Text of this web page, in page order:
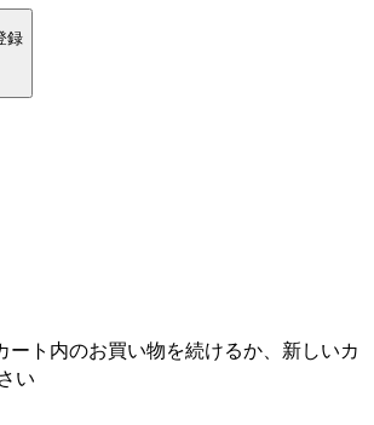
録
ート内のお買い物を続けるか、新しいカ
い